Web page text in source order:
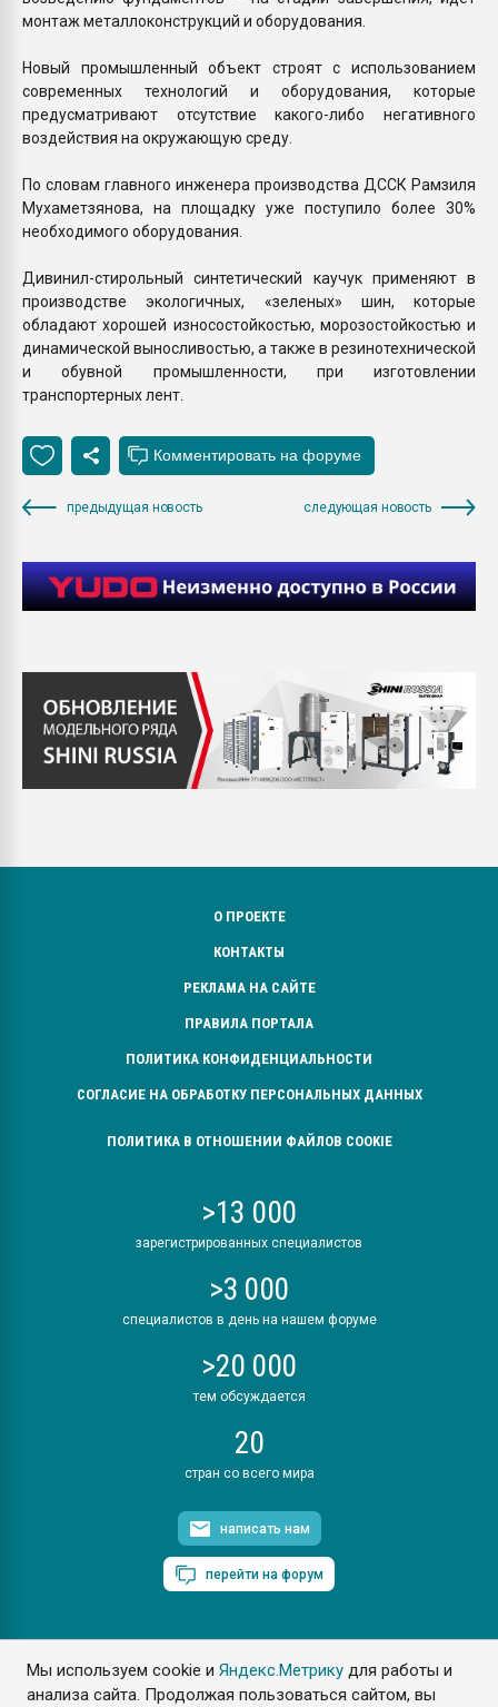
Мы используем cookie иЯндекс.Метрику для работы и
анализа сайта. Продолжая пользоваться сайтом, вы
монтаж металлоконструкций и оборудования.
Новый промышленный объект строят с использованием
современных технологий и оборудования, которые
предусматривают отсутствие какого-либо негативного
воздействия на окружающую среду.
По словам главного инженера производства ДССК Рамзиля
Мухаметзянова, на площадку уже поступило более 30%
необходимого оборудования.
Дивинил-стирольный синтетический каучук применяют в
производстве экологичных, «зеленых» шин, которые
обладают хорошей износостойкостью, морозостойкостью и
динамической выносливостью, а также в резинотехнической
и обувной промышленности, при изготовлении
транспортерных лент.
предыдущая новость следующая новость
О ПРОЕКТЕ
КОНТАКТЫ
РЕКЛАМА НА САЙТЕ
ПРАВИЛА ПОРТАЛА
ПОЛИТИКА КОНФИДЕНЦИАЛЬНОСТИ
СОГЛАСИЕ НА ОБРАБОТКУ ПЕРСОНАЛЬНЫХ ДАННЫХ
ПОЛИТИКА В ОТНОШЕНИИ ФАЙЛОВ COOKIE
>13 000
зарегистрированных специалистов
>3 000
специалистов в день на нашем форуме
>20 000
тем обсуждается
20
стран со всего мира
написать нам
перейти на форум
ПластЭксперт © 2006. Все права защищены
Разрешается копирование материалов сайта с обязательной